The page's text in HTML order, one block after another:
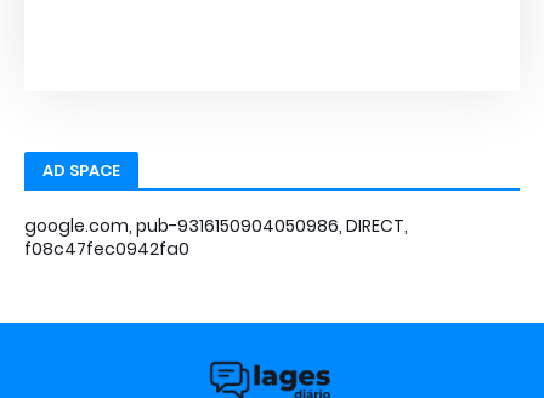
AD SPACE
google.com, pub-9316150904050986, DIRECT,
f08c47fec0942fa0